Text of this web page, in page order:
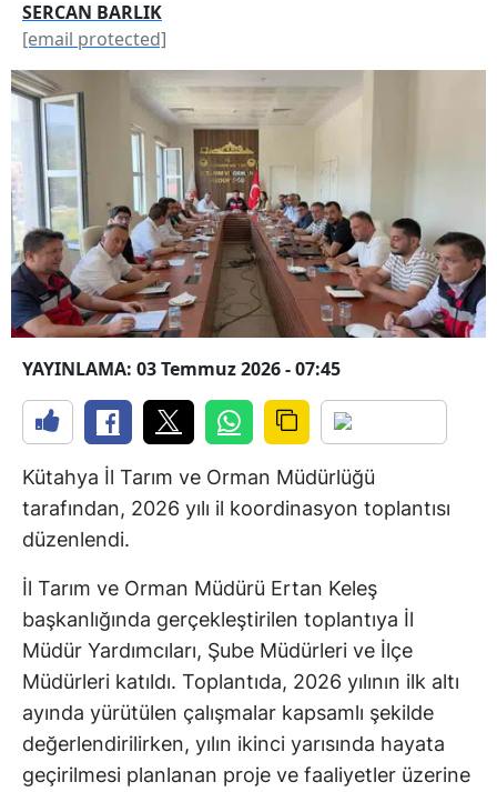
SERCAN BARLIK
[email protected]
YAYINLAMA: 03 Temmuz 2026 - 07:45
Kütahya İl Tarım ve Orman Müdürlüğü
tarafından, 2026 yılı il koordinasyon toplantısı
düzenlendi.
İl Tarım ve Orman Müdürü Ertan Keleş
başkanlığında gerçekleştirilen toplantıya İl
Müdür Yardımcıları, Şube Müdürleri ve İlçe
Müdürleri katıldı. Toplantıda, 2026 yılının ilk altı
ayında yürütülen çalışmalar kapsamlı şekilde
değerlendirilirken, yılın ikinci yarısında hayata
geçirilmesi planlanan proje ve faaliyetler üzerine